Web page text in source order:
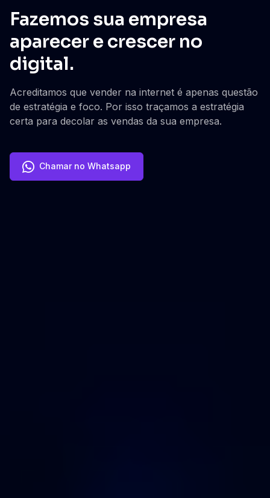
Fazemos sua empresa
aparecer e crescer no
digital.
Acreditamos que vender na internet é apenas questão
de estratégia e foco. Por isso traçamos a estratégia
certa para decolar as vendas da sua empresa.
Chamar no Whatsapp